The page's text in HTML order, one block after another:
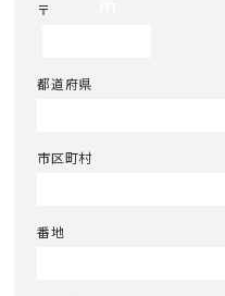
〒
都道府県
市区町村
番地